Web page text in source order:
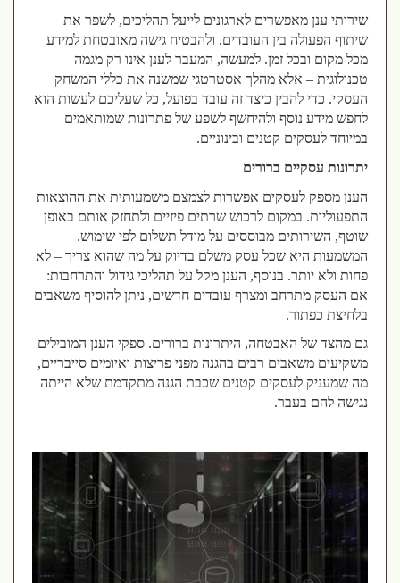
שירותי ענן מאפשרים לארגונים לייעל תהליכים, לשפר את
שיתוף הפעולה בין העובדים, ולהבטיח גישה מאובטחת למידע
מכל מקום ובכל זמן. למעשה, המעבר לענן אינו רק מגמה
טכנולוגית – אלא מהלך אסטרטגי שמשנה את כללי המשחק
העסקי. כדי להבין כיצד זה עובד בפועל, כל שעליכם לעשות הוא
לחפש מידע נוסף ולהיחשף לשפע של פתרונות שמותאמים
במיוחד לעסקים קטנים ובינוניים.
יתרונות עסקיים ברורים
הענן מספק לעסקים אפשרות לצמצם משמעותית את ההוצאות
התפעוליות. במקום לרכוש שרתים פיזיים ולתחזק אותם באופן
שוטף, השירותים מבוססים על מודל תשלום לפי שימוש.
המשמעות היא שכל עסק משלם בדיוק על מה שהוא צריך – לא
פחות ולא יותר. בנוסף, הענן מקל על תהליכי גידול והתרחבות:
אם העסק מתרחב ומצרף עובדים חדשים, ניתן להוסיף משאבים
בלחיצת כפתור.
גם מהצד של האבטחה, היתרונות ברורים. ספקי הענן המובילים
משקיעים משאבים רבים בהגנה מפני פריצות ואיומים סייבריים,
מה שמעניק לעסקים קטנים שכבת הגנה מתקדמת שלא הייתה
נגישה להם בעבר.